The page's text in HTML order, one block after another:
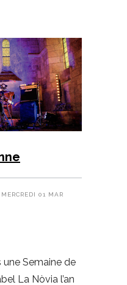
MERCREDI 01 MAR
Semaine de
La Nòvia l’an